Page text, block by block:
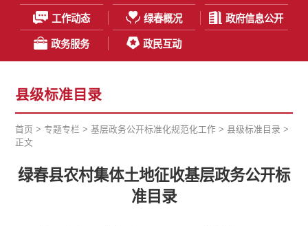
工作动态 绿春概况 政府信息公开
政务服务 政民互动
县级标准目录
首页 >专题专栏 >基层政务公开标准化规范化工作 >县级标准目录 >
正文
绿春县农村集体土地征收基层政务公开标
准目录